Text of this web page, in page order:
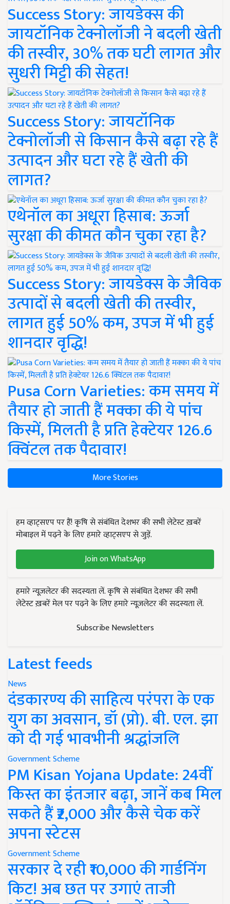
Success Story: जायडेक्स की
जायटॉनिक टेक्नोलॉजी ने बदली खेती
की तस्वीर, 30% तक घटी लागत और
सुधरी मिट्टी की सेहत!
Success Story: जायटॉनिक
टेक्नोलॉजी से किसान कैसे बढ़ा रहे हैं
उत्पादन और घटा रहे हैं खेती की
लागत?
एथेनॉल का अधूरा हिसाब: ऊर्जा
सुरक्षा की कीमत कौन चुका रहा है?
Success Story: जायडेक्स के जैविक
उत्पादों से बदली खेती की तस्वीर,
लागत हुई 50% कम, उपज में भी हुई
शानदार वृद्धि!
Pusa Corn Varieties: कम समय में
तैयार हो जाती हैं मक्का की ये पांच
किस्में, मिलती है प्रति हेक्टेयर 126.6
क्विंटल तक पैदावार!
More Stories
हम व्हाट्सएप पर हैं! कृषि से संबंधित देशभर की सभी लेटेस्ट ख़बरें
मोबाइल में पढ़ने के लिए हमारे व्हाट्सएप से जुड़ें.
Join on WhatsApp
हमारे न्यूज़लेटर की सदस्यता लें. कृषि से संबंधित देशभर की सभी
लेटेस्ट ख़बरें मेल पर पढ़ने के लिए हमारे न्यूज़लेटर की सदस्यता लें.
Subscribe Newsletters
Latest feeds
News
दंडकारण्य की साहित्य परंपरा के एक
युग का अवसान, डॉ (प्रो). बी. एल. झा
को दी गई भावभीनी श्रद्धांजलि
Government Scheme
PM Kisan Yojana Update: 24वीं
किस्त का इंतजार बढ़ा, जानें कब मिल
सकते हैं ₹2,000 और कैसे चेक करें
अपना स्टेटस
Government Scheme
सरकार दे रही ₹10,000 की गार्डनिंग
किट! अब छत पर उगाएं ताजी